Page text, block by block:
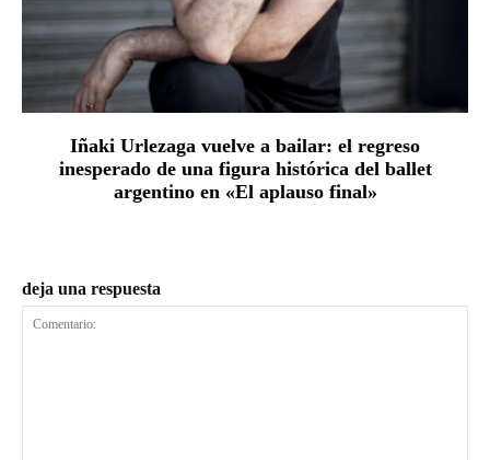
Iñaki Urlezaga vuelve a bailar: el regreso
inesperado de una figura histórica del ballet
argentino en «El aplauso final»
deja una respuesta